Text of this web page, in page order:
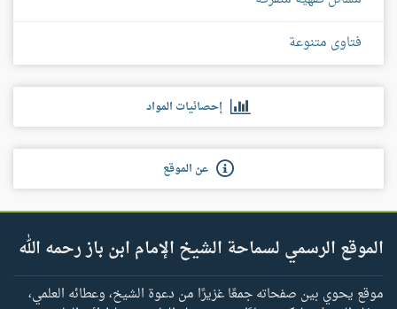
فتاوى متنوعة
إحصائيات المواد
عن الموقع
الموقع الرسمي لسماحة الشيخ الإمام ابن باز رحمه الله
موقع يحوي بين صفحاته جمعًا غزيرًا من دعوة الشيخ، وعطائه العلمي،